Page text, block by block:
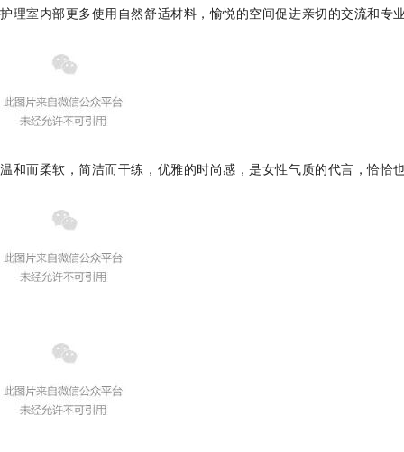
护理室内部更多使用自然舒适材料，愉悦的空间促进亲切的交流和专
温和而柔软，简洁而干练，优雅的时尚感，是女性气质的代言，恰恰